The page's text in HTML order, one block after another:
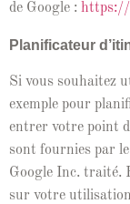
de Google : https://
Plan­i­fi­ca­teur
Si vous souhaitez
exem­ple pour
entr­er votre point
sont fournies par
Google Inc. traité.
sur votre